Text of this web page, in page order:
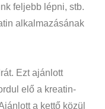
feljebb lépni, stb.
alkalmazásának
Ezt ajánlott
elő a kreatin-
a kettő közül